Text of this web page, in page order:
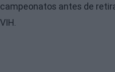
campeonatos antes de
VIH.